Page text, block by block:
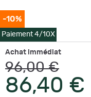
-10%
Paiement 4/10X
Achat immédiat
96,00 €
86,40 €